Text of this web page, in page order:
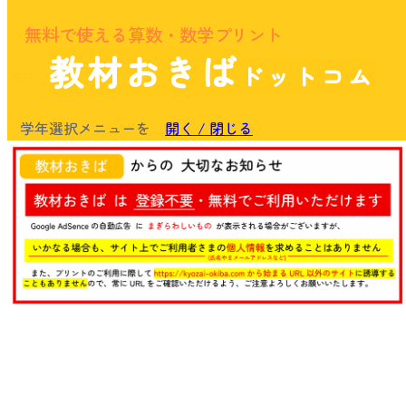
無料で使える算数・数学プリント
教材おきば ドットコム
学年選択メニューを 開く / 閉じる